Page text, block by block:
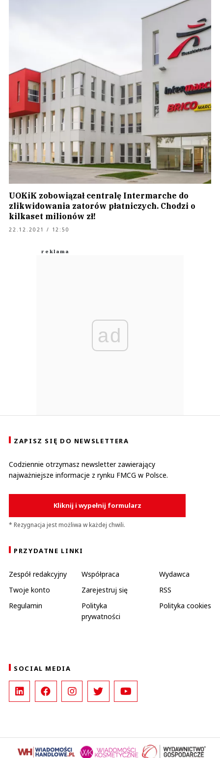
UOKiK zobowiązał centralę Intermarche do
zlikwidowania zatorów płatniczych. Chodzi o
kilkaset milionów zł!
22.12.2021 / 12:50
ad
ZAPISZ SIĘ DO NEWSLETTERA
Codziennie otrzymasz newsletter zawierający
najważniejsze informacje z rynku FMCG w Polsce.
Kliknij i wypełnij formularz
* Rezygnacja jest możliwa w każdej chwili.
PRZYDATNE LINKI
Zespół redakcyjny Współpraca
Wydawca
Twoje konto
Zarejestruj się
RSS
Regulamin
Polityka
prywatności
Polityka cookies
SOCIAL MEDIA